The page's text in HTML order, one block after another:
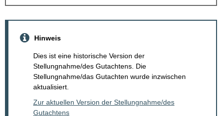
Hinweis
Dies ist eine historische Version der
Stellungnahme/des Gutachtens. Die
Stellungnahme/das Gutachten wurde inzwischen
aktualisiert.
Zur aktuellen Version der Stellungnahme/des
Gutachtens